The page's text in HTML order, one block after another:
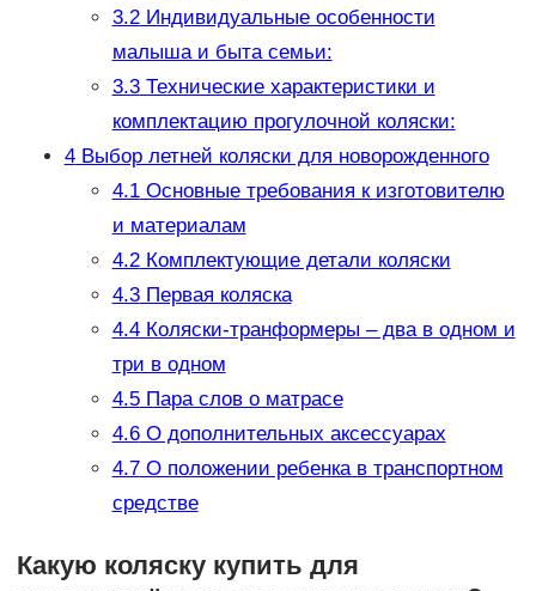
3.2Индивидуальные особенности
малыша и быта семьи:
3.3Технические характеристики и
комплектацию прогулочной коляски:
4Выбор летней коляски для новорожденного
4.1Основные требования к изготовителю
и материалам
4.2Комплектующие детали коляски
4.3Первая коляска
4.4Коляски-транформеры – два в одном и
три в одном
4.5Пара слов о матрасе
4.6О дополнительных аксессуарах
4.7О положении ребенка в транспортном
средстве
Какую коляску купить для